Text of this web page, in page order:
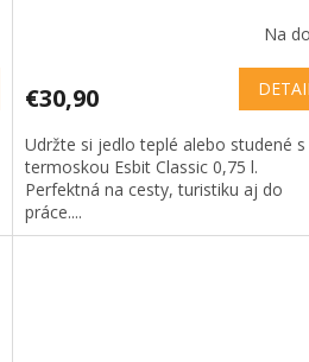
Na
€30,90
Udržte si jedlo teplé alebo studené s
termoskou Esbit Classic 0,75 l.
Perfektná na cesty, turistiku aj do
práce....